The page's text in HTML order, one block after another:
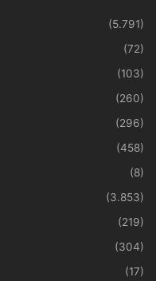
(5.791)
(72)
(103)
(260)
(296)
(458)
(8)
(3.853)
(219)
(304)
(17)